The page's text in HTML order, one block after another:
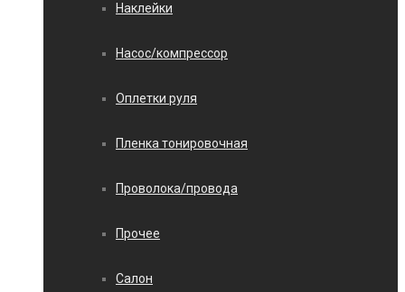
Наклейки
Насос/компрессор
Оплетки руля
Пленка тонировочная
Проволока/провода
Прочее
Салон